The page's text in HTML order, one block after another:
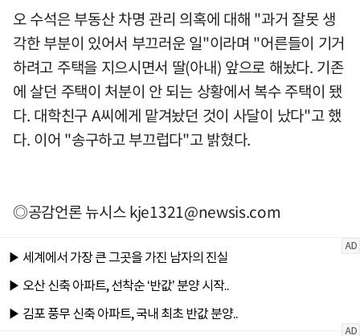
오 수석은 부동산 차명 관리 의혹에 대해 "과거 잘못 생
각한 부분이 있어서 부끄러운 일"이라며 "어른들이 기거
하려고 주택을 지으시면서 딸(아내) 앞으로 해놨다. 기존
에 살던 주택이 처분이 안 되는 상황에서 복수 주택이 됐
다. 대학친구 A씨에게 맡겨놨던 것이 사달이 났다"고 했
다. 이어 "송구하고 부끄럽다"고 밝혔다.
◎공감언론 뉴시스kje1321@newsis.com